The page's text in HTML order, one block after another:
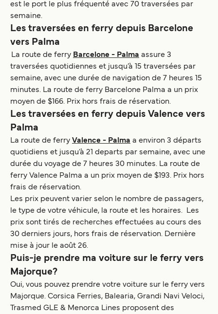
est le port le plus fréquenté avec 70 traversées par
semaine.
Les traversées en ferry depuis Barcelone
vers Palma
La route de ferry Barcelone - Palma assure 3
traversées quotidiennes et jusqu’à 15 traversées par
semaine, avec une durée de navigation de 7 heures 15
minutes. La route de ferry Barcelone Palma a un prix
moyen de $166. Prix hors frais de réservation.
Les traversées en ferry depuis Valence vers
Palma
La route de ferry Valence - Palma a environ 3 départs
quotidiens et jusqu’à 21 departs par semaine, avec une
durée du voyage de 7 heures 30 minutes. La route de
ferry Valence Palma a un prix moyen de $193. Prix hors
frais de réservation.
Les prix peuvent varier selon le nombre de passagers,
le type de votre véhicule, la route et les horaires. Les
prix sont tirés de recherches effectuées au cours des
30 derniers jours, hors frais de réservation. Dernière
mise à jour le août 26.
Puis-je prendre ma voiture sur le ferry vers
Majorque?
Oui, vous pouvez prendre votre voiture sur le ferry vers
Majorque. Corsica Ferries, Balearia, Grandi Navi Veloci,
Trasmed GLE & Menorca Lines proposent des